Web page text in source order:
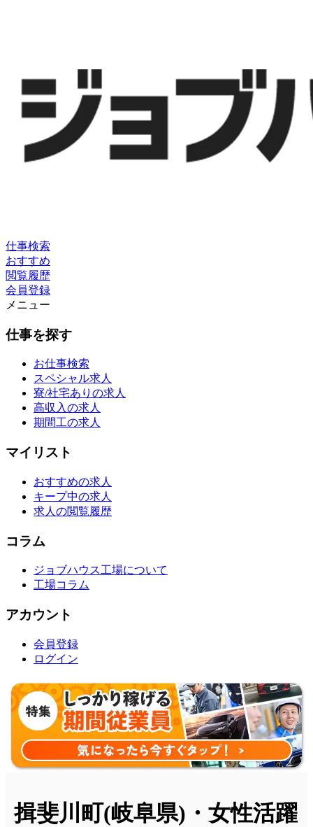
仕事検索
おすすめ
閲覧履歴
会員登録
メニュー
仕事を探す
お仕事検索
スペシャル求人
寮/社宅ありの求人
高収入の求人
期間工の求人
マイリスト
おすすめの求人
キープ中の求人
求人の閲覧履歴
コラム
ジョブハウス工場について
工場コラム
アカウント
会員登録
ログイン
揖斐川町(岐阜県)・女性活躍